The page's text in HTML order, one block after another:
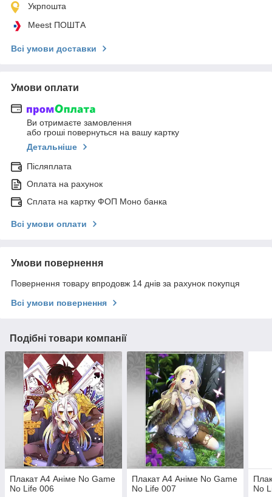
Укрпошта
Meest ПОШТА
Всі умови доставки
Умови оплати
Ви отримаєте замовлення
або гроші повернуться на вашу картку
Детальніше
Післяплата
Оплата на рахунок
Сплата на картку ФОП Моно банка
Всі умови оплати
Умови повернення
Повернення товару впродовж 14 днів за рахунок покупця
Всі умови повернення
Подібні товари компанії
Плакат А4 Аніме No Game
No Life 006
Плакат А4 Аніме No Game
No Life 007
No